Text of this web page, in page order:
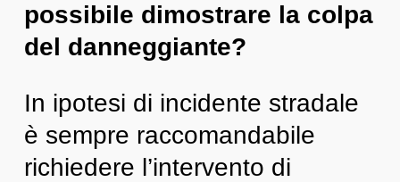
possibile dimostrare la colpa
del danneggiante?
In ipotesi di incidente stradale
è sempre raccomandabile
richiedere l’intervento di